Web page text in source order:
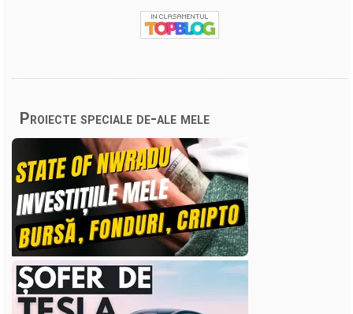
Proiecte speciale de-ale mele